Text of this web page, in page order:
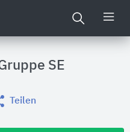
SE
Teilen